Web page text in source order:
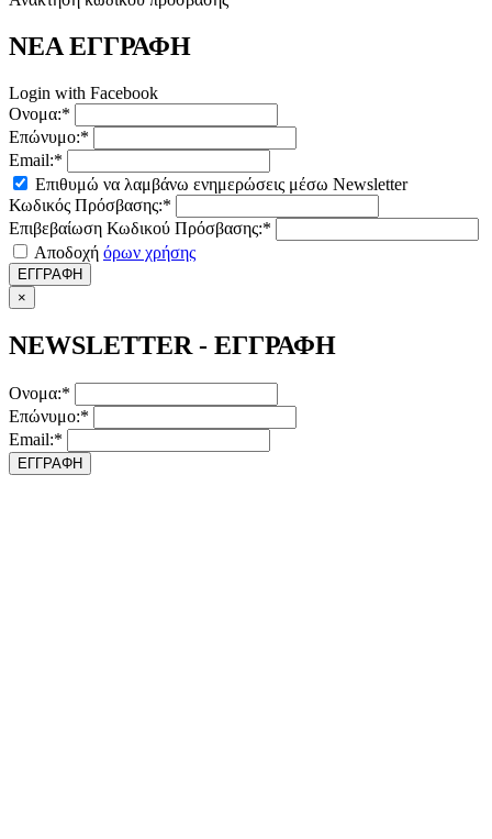
ΝΕΑ ΕΓΓΡΑΦΗ
Login with Facebook
Ονομα:*
Επώνυμο:*
Email:*
Επιθυμώ να λαμβάνω ενημερώσεις μέσω Newsletter
Κωδικός Πρόσβασης:*
Επιβεβαίωση Κωδικού Πρόσβασης:*
Αποδοχή όρων χρήσης
ΕΓΓΡΑΦΗ
×
NEWSLETTER - ΕΓΓΡΑΦΗ
Ονομα:*
Επώνυμο:*
Email:*
ΕΓΓΡΑΦΗ